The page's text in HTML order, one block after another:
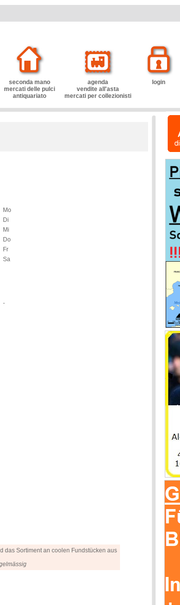
seconda mano
mercati delle pulci
antiquariato
agenda
vendite all'asta
mercati per collezionisti
login
Mo
Di
Mi
Do
Fr
Sa
-
das Sortiment an coolen Fundstücken aus